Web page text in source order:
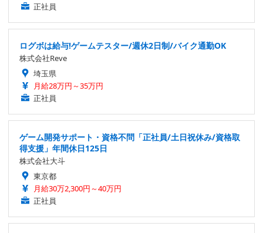
正社員
ログボは給与!ゲームテスター/週休2日制/バイク通勤OK
株式会社Reve
埼玉県
月給28万円～35万円
正社員
ゲーム開発サポート・資格不問「正社員/土日祝休み/資格取
得支援」年間休日125日
株式会社大斗
東京都
月給30万2,300円～40万円
正社員